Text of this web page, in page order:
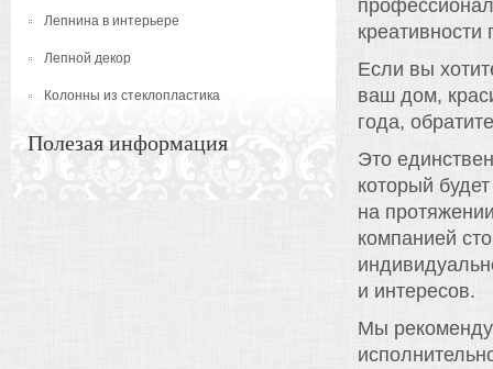
Лепнина в интерьере
Лепной декор
Колонны из стеклопластика
Полезая информация
креативности
Если вы
ваш дом,
года,
Это
который
на
компанией
и интересов.
Мы